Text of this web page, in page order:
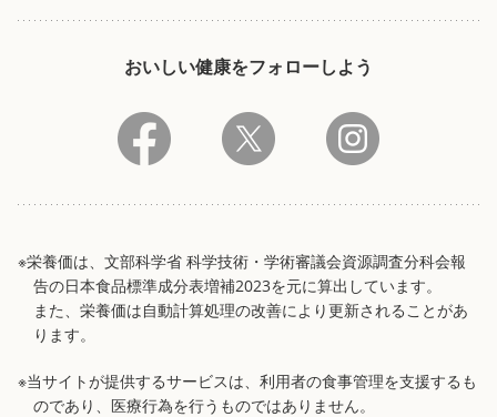
おいしい健康をフォローしよう
※栄養価は、文部科学省 科学技術・学術審議会資源調査分科会報
告の日本食品標準成分表増補2023を元に算出しています。
また、栄養価は自動計算処理の改善により更新されることがあ
ります。
※当サイトが提供するサービスは、利用者の食事管理を支援するも
のであり、医療行為を行うものではありません。